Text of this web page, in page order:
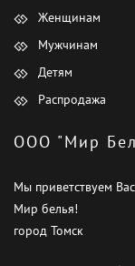
Женщинам
Мужчинам
Детям
Распродажа
ООО "Мир
Мы приветствуем
Мир белья!
город Томск